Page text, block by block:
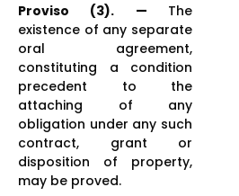
Proviso (3). — The
existence of any separate
oral agreement,
constituting a condition
precedent to the
attaching of any
obligation under any such
contract, grant or
disposition of property,
may be proved.